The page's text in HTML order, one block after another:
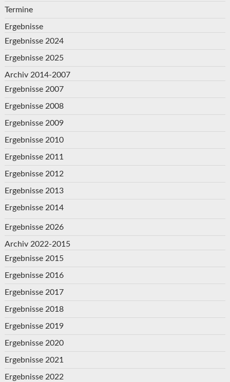
Termine
Ergebnisse
Ergebnisse 2024
Ergebnisse 2025
Archiv 2014-2007
Ergebnisse 2007
Ergebnisse 2008
Ergebnisse 2009
Ergebnisse 2010
Ergebnisse 2011
Ergebnisse 2012
Ergebnisse 2013
Ergebnisse 2014
Ergebnisse 2026
Archiv 2022-2015
Ergebnisse 2015
Ergebnisse 2016
Ergebnisse 2017
Ergebnisse 2018
Ergebnisse 2019
Ergebnisse 2020
Ergebnisse 2021
Ergebnisse 2022